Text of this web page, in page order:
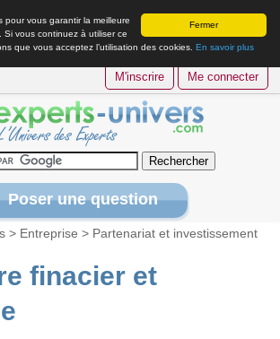
Fermer
pour vous garantir la meilleure
Si vous continuez à utiliser ce
que vous acceptez l’utilisation des cookies. En savoir plus
M'inscrire Me connecter
Poser une question
> Entreprise > Partenariat et investissement
finacier et